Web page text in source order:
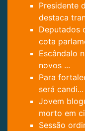
Presidente
destaca
Deputados
cota
Escândalo
novos ...
Para
será candi...
Jovem
morto em
Sessão